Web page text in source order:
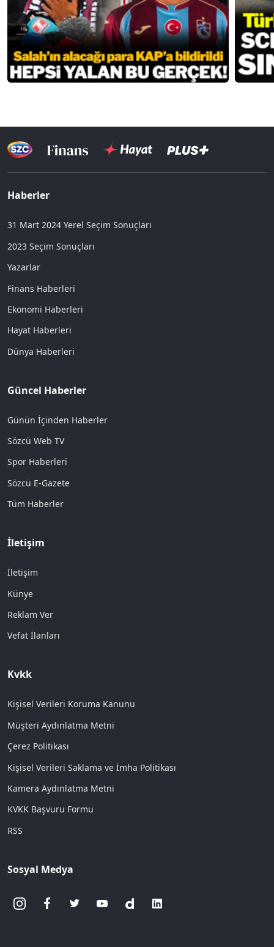
Haberler
31 Mart 2024 Yerel Seçim Sonuçları
2023 Seçim Sonuçları
Yazarlar
Finans Haberleri
Ekonomi Haberleri
Hayat Haberleri
Dünya Haberleri
Güncel Haberler
Günün İçinden Haberler
Sözcü Web TV
Spor Haberleri
Sözcü E-Gazete
Tüm Haberler
İletişim
İletişim
Künye
Reklam Ver
Vefat İlanları
Kvkk
Kişisel Verileri Koruma Kanunu
Müşteri Aydınlatma Metni
Çerez Politikası
Kişisel Verileri Saklama ve İmha Politikası
Kamera Aydınlatma Metni
KVKK Başvuru Formu
RSS
Sosyal Medya